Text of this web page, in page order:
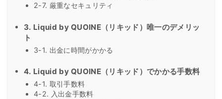
2-7. 厳重なセキュリティ
3. Liquid by QUOINE（リキッド）唯一のデメリッ
ト
3-1. 出金に時間がかかる
4. Liquid by QUOINE（リキッド）でかかる手数料
4-1. 取引手数料
4-2. 入出金手数料